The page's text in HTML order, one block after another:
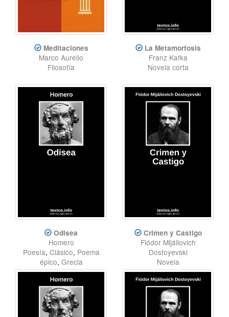
Meditaciones
Marco Aurelio
Filosofía
La Metamorfosis
Franz Kafka
Novela corta
Odisea
Homero
Poesía, Clásico, Poema
épico, Grecia
Crimen y Castigo
Fiódor Mijáilovich
Dostoyevski
Novela